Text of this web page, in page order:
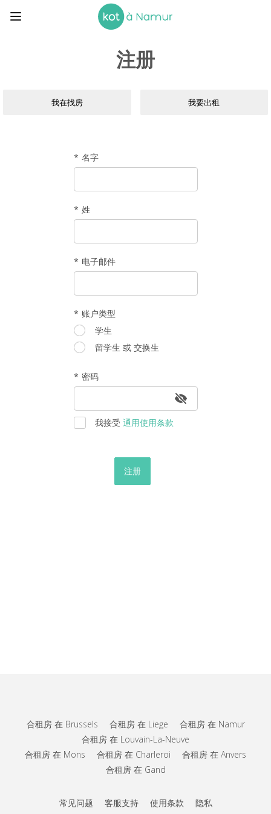
注册
我在找房 我要出租
名字
姓
电子邮件
*
Occupation
账户类型
学生
留学生 或 交换生
密码
我接受 通用使用条款
注册
合租房 在 Brussels 合租房 在 Liege
合租房 在 Namur
合租房 在 Louvain-La-Neuve
合租房 在 Mons
合租房 在 Charleroi
合租房 在 Anvers
合租房 在 Gand
常见问题 客服支持 使用条款 隐私